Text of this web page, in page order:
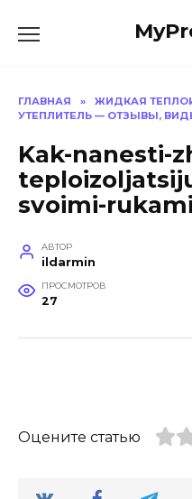
ГЛАВНАЯ »
ЖИДКАЯ
УТЕПЛИТЕЛЬ — ОТЗЫВЫ,
Kak-nanesti-
svoimi-
АВТОР
ildarmin
ПРОСМОТРОВ
27
Оцените статью